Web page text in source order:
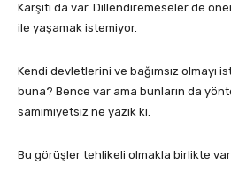
Karşıtı da var. Dillendiremeseler de
ile yaşamak istemiyor.
Kendi devletlerini ve bağımsız olmayı
buna? Bence var ama bunların da
samimiyetsiz ne yazık ki.
Bu görüşler tehlikeli olmakla birlikte